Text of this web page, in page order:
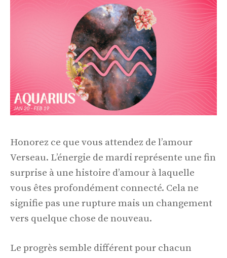
Honorez ce que vous attendez de l’amour
Verseau. L’énergie de mardi représente une fin
surprise à une histoire d’amour à laquelle
vous êtes profondément connecté. Cela ne
signifie pas une rupture mais un changement
vers quelque chose de nouveau.
Le progrès semble différent pour chacun